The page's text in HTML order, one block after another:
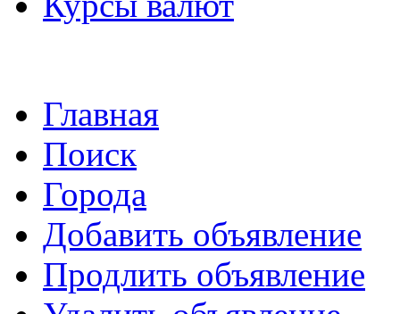
Главная
Поиск
Города
Добавить объявление
Продлить объявление